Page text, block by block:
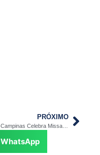
PRÓXIMO
PUC-Campinas Celebra Missa de Início do Ano Letivo
WhatsApp